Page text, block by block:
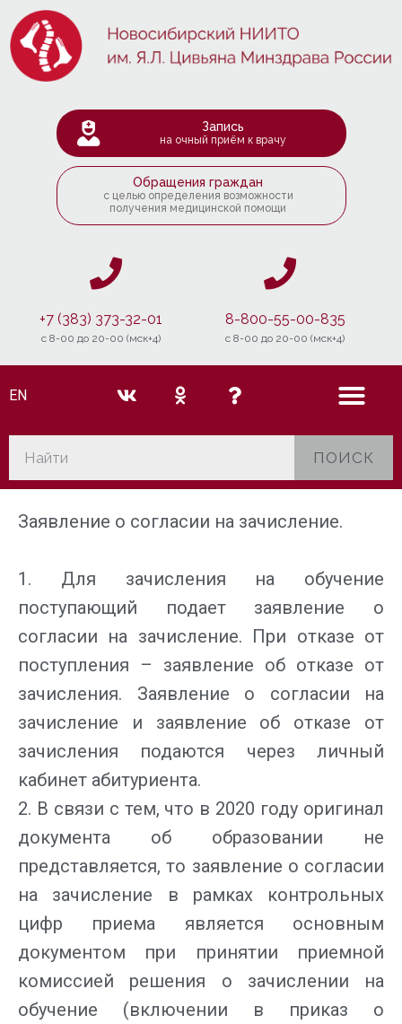
Запись
на очный приём к врачу
Обращения граждан
с целью определения возможности
получения медицинской помощи
+7 (383) 373-32-01
c 8-00 до 20-00 (мск+4)
8-800-55-00-835
c 8-00 до 20-00 (мск+4)
EN
ПОИСК
Заявление о согласии на зачисление.
1. Для зачисления на обучение
поступающий подает заявление о
согласии на зачисление. При отказе от
поступления – заявление об отказе от
зачисления. Заявление о согласии на
зачисление и заявление об отказе от
зачисления подаются через личный
кабинет абитуриента.
2. В связи с тем, что в 2020 году оригинал
документа об образовании не
представляется, то заявление о согласии
на зачисление в рамках контрольных
цифр приема является основным
документом при принятии приемной
комиссией решения о зачислении на
обучение (включении в приказ о